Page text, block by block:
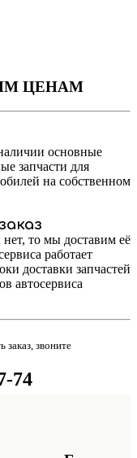
ЦЕНАМ
основные
запчасти для
на собственном
нет, то мы доставим её
работает
доставки запчастей
автосервиса
заказ, звоните
74